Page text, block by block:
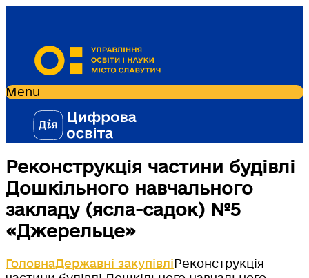
Menu
Реконструкція частини будівлі
Дошкільного навчального
закладу (ясла-садок) №5
«Джерельце»
ГоловнаДержавні закупівліРеконструкція